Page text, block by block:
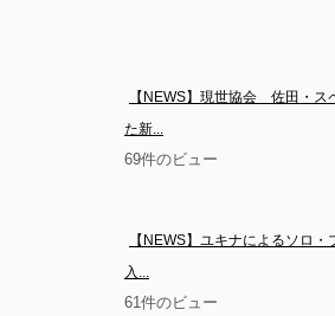
【NEWS】現世協会　佐田・
た新...
69件のビュー
【NEWS】ユキナによるソロ
入...
61件のビュー